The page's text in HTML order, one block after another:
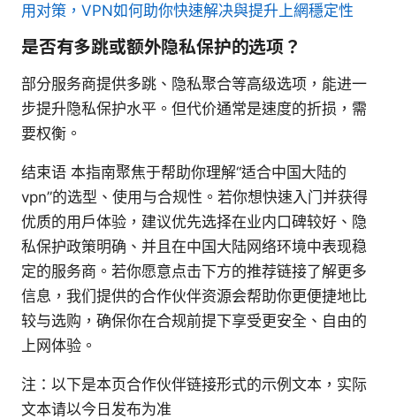
用对策，VPN如何助你快速解决與提升上網穩定性
是否有多跳或额外隐私保护的选项？
部分服务商提供多跳、隐私聚合等高级选项，能进一
步提升隐私保护水平。但代价通常是速度的折损，需
要权衡。
结束语 本指南聚焦于帮助你理解“适合中国大陆的
vpn”的选型、使用与合规性。若你想快速入门并获得
优质的用户体验，建议优先选择在业内口碑较好、隐
私保护政策明确、并且在中国大陆网络环境中表现稳
定的服务商。若你愿意点击下方的推荐链接了解更多
信息，我们提供的合作伙伴资源会帮助你更便捷地比
较与选购，确保你在合规前提下享受更安全、自由的
上网体验。
注：以下是本页合作伙伴链接形式的示例文本，实际
文本请以今日发布为准